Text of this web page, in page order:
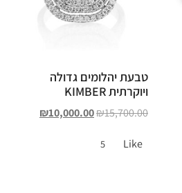
טבעת יהלומים גדולה
ויוקרתית KIMBER
₪15,700.00
₪10,000.00
Like
5